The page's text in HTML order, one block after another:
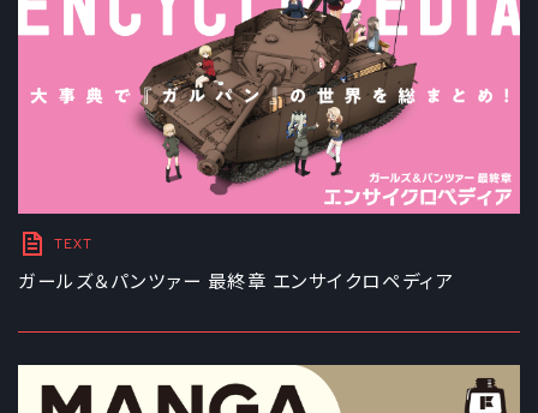
TEXT
ガールズ＆パンツァー 最終章 エンサイクロペディア